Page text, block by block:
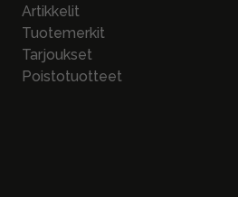
Artikkelit
Tuotemerkit
Tarjoukset
Poistotuotteet